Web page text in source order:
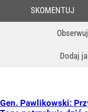
Dodaj
SKOMENTUJ
Gen. Pawlikowski: